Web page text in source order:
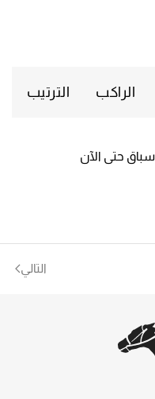
الراكب الترتيب
حتى الآن
التالي